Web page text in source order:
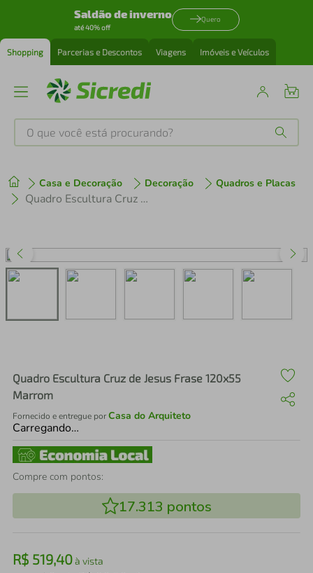
Saldão de inverno
até 40% off
Quero
Shopping Parcerias e Descontos Viagens Imóveis e Veículos
O que você está procurando?
Casa e Decoração Decoração Quadros e Placas
Quadro Escultura Cruz de Jesus Frase 120x55 Marrom
Quadro Escultura Cruz de Jesus Frase 120x55
Marrom
Fornecido e entregue porCasa do Arquiteto
Carregando…
Compre com pontos:
17.313 pontos
R$ 519,40à vista
1º tenis
perfume